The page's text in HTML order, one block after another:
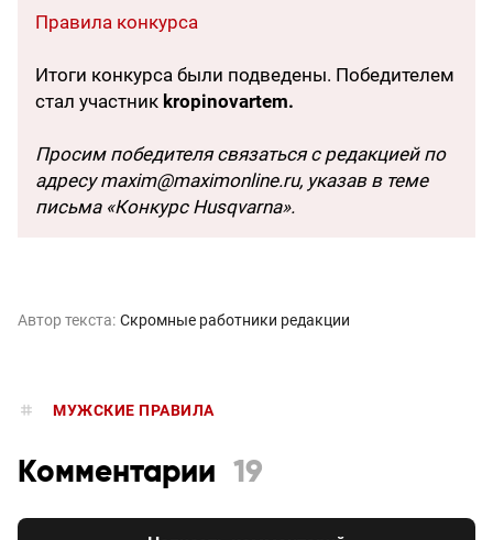
Правила конкурса
Итоги конкурса были подведены. Победителем
стал участник kropinovartem.
Просим победителя связаться с редакцией по
адресу maxim@maximonline.ru, указав в теме
письма «Конкурс Husqvarna».
Автор текста: Скромные работники редакции
МУЖСКИЕ ПРАВИЛА
Комментарии 19